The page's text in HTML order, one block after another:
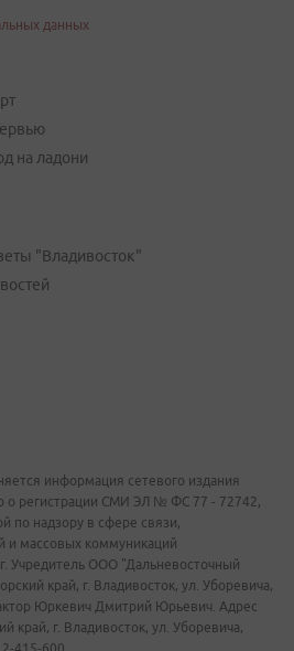
данных
на ладони
"Владивосток"
информация сетевого издания
о регистрации СМИ ЭЛ № ФС 77 - 72742,
по надзору в сфере связи,
и массовых коммуникаций
Учредитель ООО "Дальневосточный
край, г. Владивосток, ул. Уборевича,
Юркевич Дмитрий Юрьевич. Адрес
край, г. Владивосток, ул. Уборевича,